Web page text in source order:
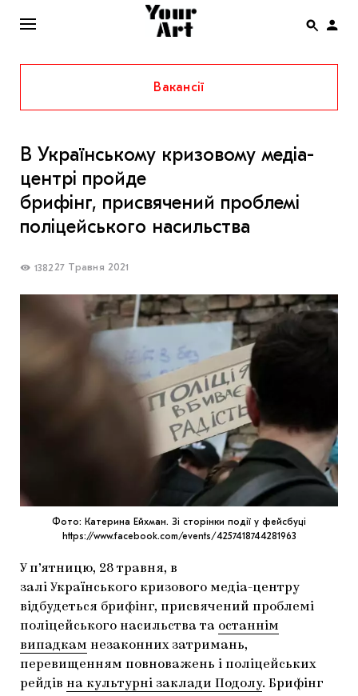
ENG
НОВИНИ
АФІША
THE UKRAINIAN PAVILION AT VENICE BIENNALE
2022
МАРІУПОЛЬСЬКІ МАРГІНАЛІЇ
ДОСЛІДНИЦЬКА ПЛАТФОРМА
ЗАПАЛЕННЯ
CARPATHIAN CULT ПРО РІЗДВЯНІ СВЯТА
Вакансії
В Українському кризовому медіа-
центрі пройде
брифінг, присвячений проблемі
поліцейського насильства
1382 27 Травня 2021
Фото: Катерина Ейхман. Зі сторінки події у фейсбуці
https://www.facebook.com/events/4257418744281963
У п’ятницю, 28 травня, в
залі Українського кризового медіа-центру
відбудеться брифінг, присвячений проблемі
поліцейського насильства та останнім
випадкам незаконних затримань,
перевищенням повноважень і поліцейських
рейдів на культурні заклади Подолу. Брифінг